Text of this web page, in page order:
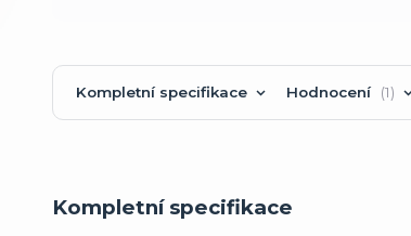
Kompletní specifikace Hodnocení 1
Kompletní specifikace